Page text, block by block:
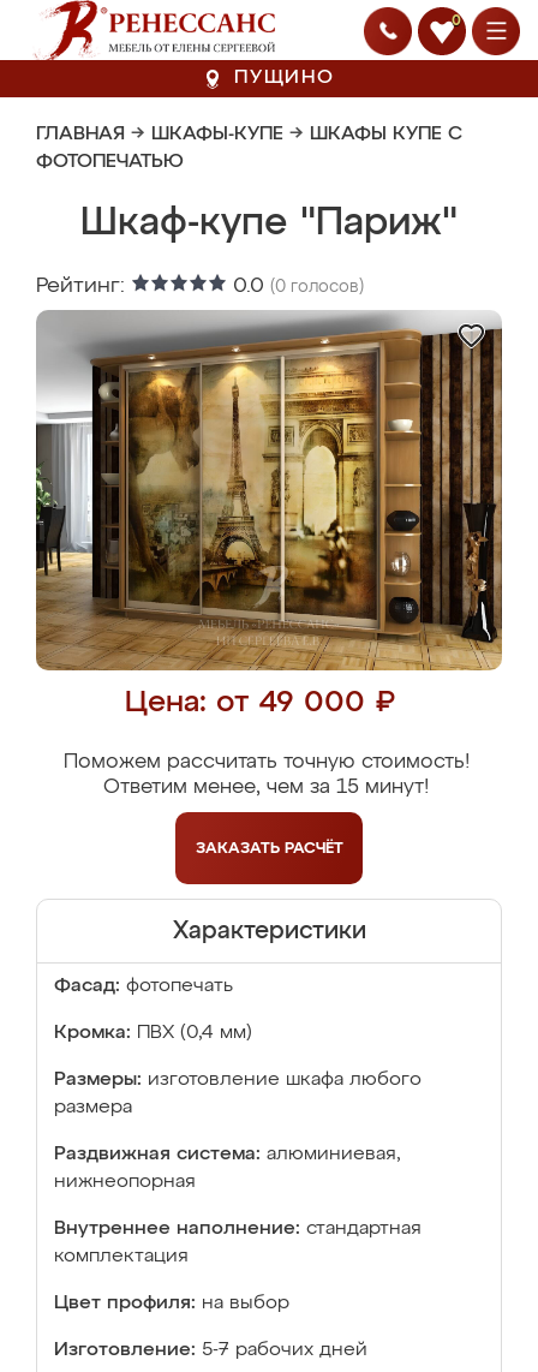
0
ПУЩИНО
ГЛАВНАЯ → ШКАФЫ-КУПЕ → ШКАФЫ КУПЕ С
ФОТОПЕЧАТЬЮ
Шкаф-купе "Париж"
Рейтинг: 0.0 (0 голосов)
Цена: от 49 000 ₽
Поможем рассчитать точную стоимость!
Ответим менее, чем за 15 минут!
ЗАКАЗАТЬ РАСЧЁТ
Характеристики
Фасад: фотопечать
Кромка: ПВХ (0,4 мм)
Размеры: изготовление шкафа любого
размера
Раздвижная система: алюминиевая,
нижнеопорная
Внутреннее наполнение: стандартная
комплектация
Цвет профиля: на выбор
Изготовление: 5-7 рабочих дней